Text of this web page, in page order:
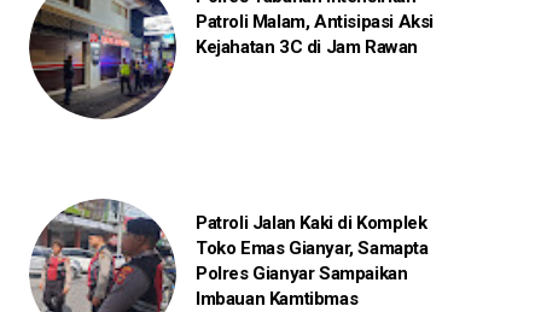
Patroli Malam, Antisipasi Aksi
Kejahatan 3C di Jam Rawan
Patroli Jalan Kaki di Komplek
Toko Emas Gianyar, Samapta
Polres Gianyar Sampaikan
Imbauan Kamtibmas